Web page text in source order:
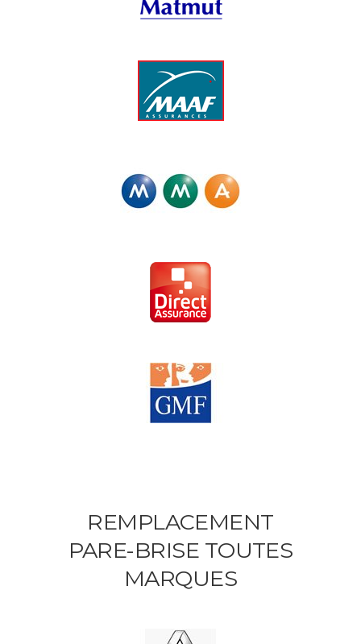
REMPLACEMENT
PARE-BRISE TOUTES
MARQUES